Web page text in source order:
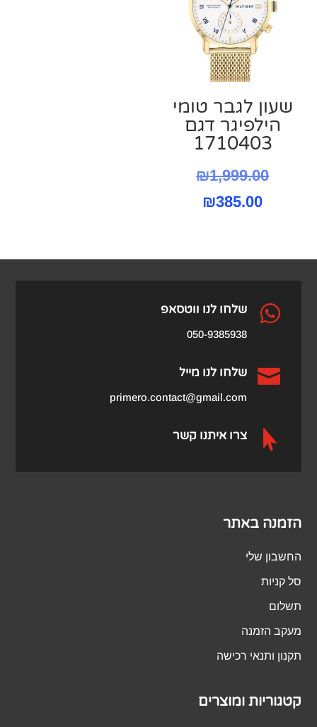
שעון ‏לגבר טומי
הילפיגר דגם
1710403
₪1,999.00
המחיר
₪385.00
 שלחו לנו ווטסאפ
050-9385938
 שלחו לנו מייל
primero.contact@gmail.com
 צרו איתנו קשר
הזמנה באתר
החשבון שלי
סל קניות
תשלום
מעקב הזמנה
תקנון ותנאי רכישה
קטגוריות ומוצרים